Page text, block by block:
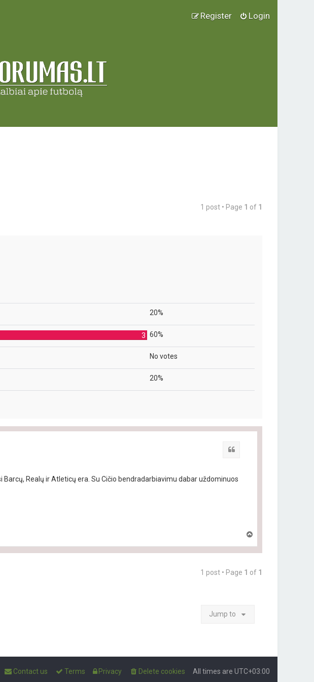
Login
Register
1 post • Page 1 of 1
20%
3 60%
No votes
20%
Realų ir Atleticų era. Su Cičio bendradarbiavimu dabar uždominuos
1 post • Page 1 of 1
Jump to
All times are UTC+03:00
Delete cookies
Privacy
Terms
Contact us